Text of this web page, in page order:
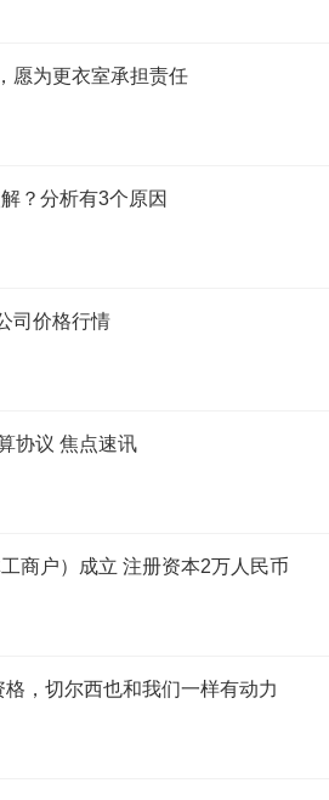
愿为更衣室承担责任
？分析有3个原因
司价格行情
协议 焦点速讯
商户）成立 注册资本2万人民币
，切尔西也和我们一样有动力